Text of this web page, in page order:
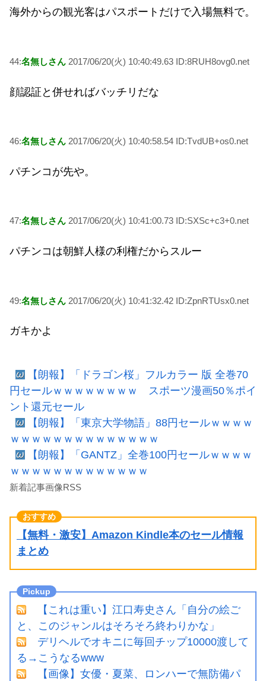
海外からの観光客はパスポートだけで入場無料で。
44:名無しさん 2017/06/20(火) 10:40:49.63 ID:8RUH8ovg0.net
顔認証と併せればバッチリだな
46:名無しさん 2017/06/20(火) 10:40:58.54 ID:TvdUB+os0.net
パチンコが先や。
47:名無しさん 2017/06/20(火) 10:41:00.73 ID:SXSc+c3+0.net
パチンコは朝鮮人様の利権だからスルー
49:名無しさん 2017/06/20(火) 10:41:32.42 ID:ZpnRTUsx0.net
ガキかよ
【朗報】「ドラゴン桜」フルカラー 版 全巻70
円セールｗｗｗｗｗｗｗｗ スポーツ漫画50％ポイ
ント還元セール
【朗報】「東京大学物語」88円セールｗｗｗｗ
ｗｗｗｗｗｗｗｗｗｗｗｗｗｗ
【朗報】「GANTZ」全巻100円セールｗｗｗｗ
ｗｗｗｗｗｗｗｗｗｗｗｗｗ
新着記事画像RSS
【無料・激安】Amazon Kindle本のセール情報
まとめ
【これは重い】江口寿史さん「自分の絵ご
と、このジャンルはそろそろ終わりかな」
デリヘルでオキニに毎回チップ10000渡して
る→こうなるwww
【画像】女優・夏菜、ロンハーで無防備パ